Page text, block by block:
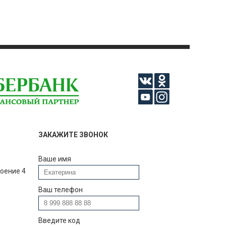
4
ЗАКАЖИТЕ ЗВОНОК
Ваше имя
Ваш телефон
Введите код